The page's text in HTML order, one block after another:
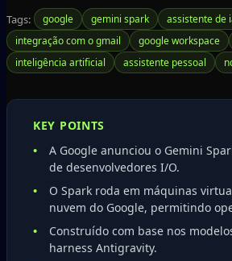
Tags: google gemini spark assistente de
integração com o gmail
google workspace
inteligência artificial
assistente pessoal
KEY POINTS
A Google anunciou o Gemini
de desenvolvedores I/O.
O Spark roda em máquinas
nuvem do Google, permitindo
Construído com base nos
harness Antigravity.